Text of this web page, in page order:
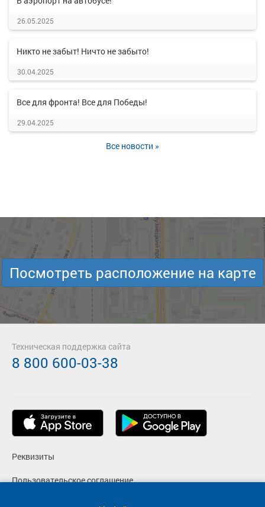
26.05.2025
Никто не забыт! Ничто не забыто!
30.04.2025
Все для фронта! Все для Победы!
29.04.2025
Все новости »
Посмотреть расположение на карте
Реквизиты
Пользовательское соглашение
Политика конфиденциальности
Техническая поддержка сайта
8 800 600-03-38